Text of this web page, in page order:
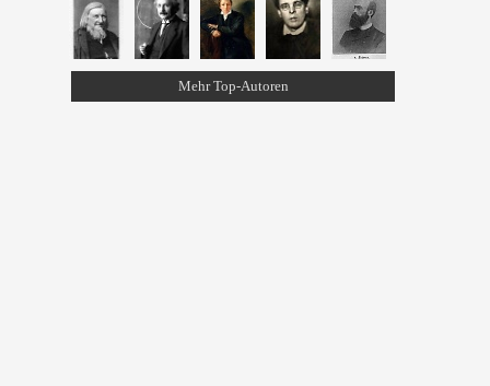
Mehr Top-Autoren